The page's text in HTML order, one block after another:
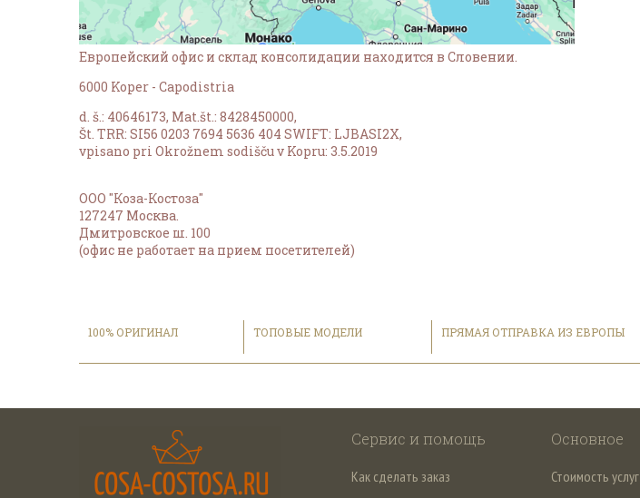
Европейский офис и склад консолидации находится в Словении.
6000 Koper - Capodistria
d. š.: 40646173, Mat.št.: 8428450000,
Št. TRR: SI56 0203 7694 5636 404 SWIFT: ‎LJBASI2X,
vpisano pri Okrožnem sodišču v Kopru: 3.5.2019
ООО "Коза-Костоза"
127247 Москва.
Дмитровское ш. 100
(офис не работает на прием посетителей)
100% ОРИГИНАЛ ТОПОВЫЕ МОДЕЛИ ПРЯМАЯ ОТПРАВКА ИЗ ЕВРОПЫ
Сервис и помощь
Как сделать заказ
Основное
Стоимость услуг